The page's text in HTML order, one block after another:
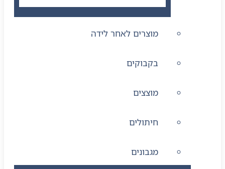
מוצרים לאחר לידה
בקבוקים
מוצצים
חיתולים
מגבונים